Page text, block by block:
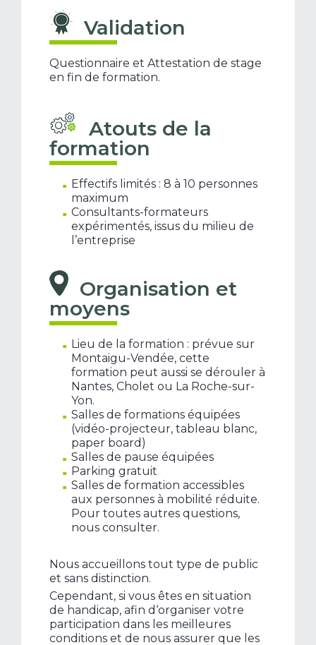
Validation
Questionnaire et Attestation de stage
en fin de formation.
Atouts de la
formation
Effectifs limités : 8 à 10 personnes
maximum
Consultants-formateurs
expérimentés, issus du milieu de
l’entreprise
Organisation et
moyens
Lieu de la formation : prévue sur
Montaigu-Vendée, cette
formation peut aussi se dérouler à
Nantes, Cholet ou La Roche-sur-
Yon.
Salles de formations équipées
(vidéo-projecteur, tableau blanc,
paper board)
Salles de pause équipées
Parking gratuit
Salles de formation accessibles
aux personnes à mobilité réduite.
Pour toutes autres questions,
nous consulter.
Nous accueillons tout type de public
et sans distinction.
Cependant, si vous êtes en situation
de handicap, afin d‘organiser votre
participation dans les meilleures
conditions et de nous assurer que les